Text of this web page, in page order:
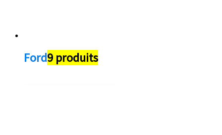
Ford9 produits